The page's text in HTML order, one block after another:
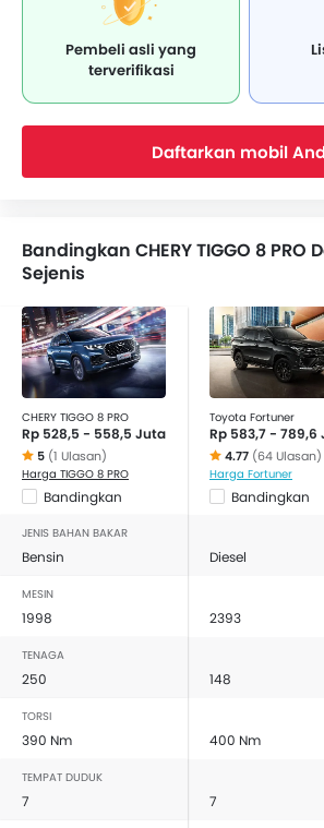
Pembeli asli yang
terverifikasi
Daftarkan mobil
Bandingkan CHERY TIGGO 8 PRO
Sejenis
CHERY TIGGO 8 PRO
Rp 528,5 - 558,5 Juta
5 (1 Ulasan)
Harga TIGGO 8 PRO
Bandingkan
Toyota Fortuner
Rp 583,7 - 789,6
4.77 (64 Ulasan)
Harga Fortuner
Bandingkan
JENIS BAHAN BAKAR
Bensin Diesel
MESIN
1998 2393
TENAGA
250 148
TORSI
390 Nm 400 Nm
TEMPAT DUDUK
7 7